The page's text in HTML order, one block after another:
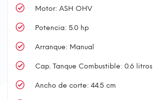
Motor: ASH OHV
Potencia: 5.0 hp
Arranque: Manual
Cap. Tanque Combustible: 0.6 litros
Ancho de corte: 44.5 cm